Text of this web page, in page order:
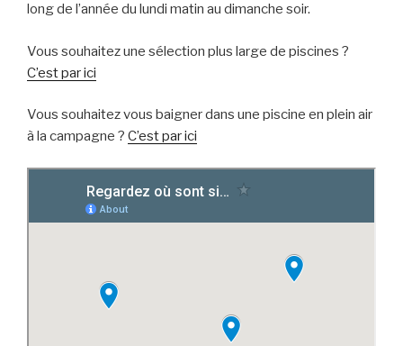
long de l’année du lundi matin au dimanche soir.
Vous souhaitez une sélection plus large de piscines ?
C’est par ici
Vous souhaitez vous baigner dans une piscine en plein air
à la campagne ? C’est par ici